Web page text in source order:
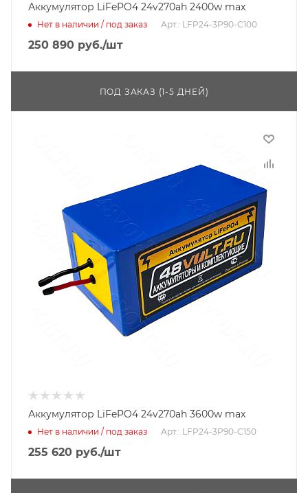
Аккумулятор LiFePO4 24v270ah 2400w max
Нет в наличии / под заказ Арт.: LFP24-3P90-C100
250 890 руб./шт
ПОД ЗАКАЗ (1-5 ДНЕЙ)
Аккумулятор LiFePO4 24v270ah 3600w max
Нет в наличии / под заказ Арт.: LFP24-3P90-C150
255 620 руб./шт